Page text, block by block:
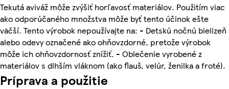
Tekutá aviváž môže zvýšiť horľavosť materiálov. Použitím viac
ako odporúčaného množstva môže byť tento účinok ešte
väčší. Tento výrobok nepoužívajte na: - Detskú nočnú bielizeň
alebo odevy označené ako ohňovzdorné, pretože výrobok
môže ich ohňovzdornosť znížiť. - Oblečenie vyrobené z
materiálov s dlhším vláknom (ako flauš, velúr, ženilka a froté).
Príprava a použitie